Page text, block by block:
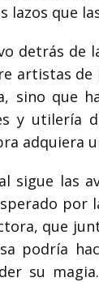
lazos que
detrás de
artistas de
sino que
y utilería
adquiera
sigue las
por
que
podría
su